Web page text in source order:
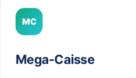
MC
Mega-Caisse